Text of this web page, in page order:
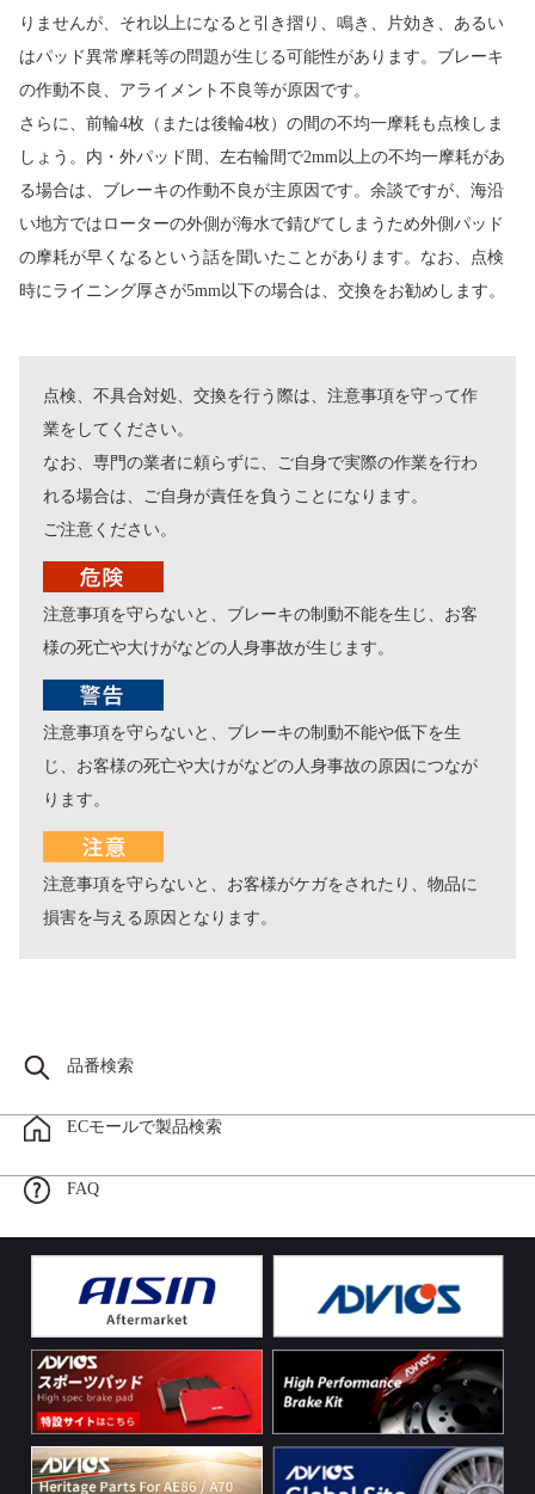
りませんが、それ以上になると引き摺り、鳴き、片効き、あるい
はパッド異常摩耗等の問題が生じる可能性があります。ブレーキ
の作動不良、アライメント不良等が原因です。
さらに、前輪4枚（または後輪4枚）の間の不均一摩耗も点検しま
しょう。内・外パッド間、左右輪間で2mm以上の不均一摩耗があ
る場合は、ブレーキの作動不良が主原因です。余談ですが、海沿
い地方ではローターの外側が海水で錆びてしまうため外側パッド
の摩耗が早くなるという話を聞いたことがあります。なお、点検
時にライニング厚さが5mm以下の場合は、交換をお勧めします。
点検、不具合対処、交換を行う際は、注意事項を守って作
業をしてください。
なお、専門の業者に頼らずに、ご自身で実際の作業を行わ
れる場合は、ご自身が責任を負うことになります。
ご注意ください。
注意事項を守らないと、ブレーキの制動不能を生じ、お客
様の死亡や大けがなどの人身事故が生じます。
注意事項を守らないと、ブレーキの制動不能や低下を生
じ、お客様の死亡や大けがなどの人身事故の原因につなが
ります。
注意事項を守らないと、お客様がケガをされたり、物品に
損害を与える原因となります。
品番検索
ECモールで製品検索
FAQ